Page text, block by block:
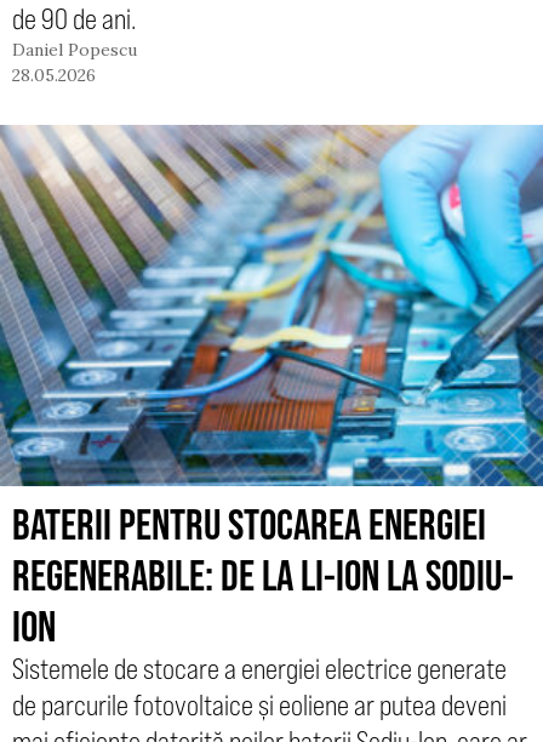
de 90 de ani.
Daniel Popescu
28.05.2026
BATERII PENTRU STOCAREA ENERGIEI
REGENERABILE: DE LA LI-ION LA SODIU-
ION
Sistemele de stocare a energiei electrice generate
de parcurile fotovoltaice și eoliene ar putea deveni